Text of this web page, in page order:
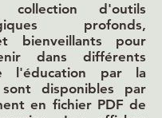
collection d'outils
profonds,
bienveillants pour
dans différents
l'éducation par la
disponibles par
en fichier PDF de